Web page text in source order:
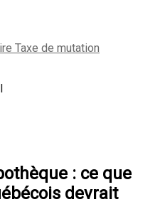
Taxe de mutation
: ce que
devrait